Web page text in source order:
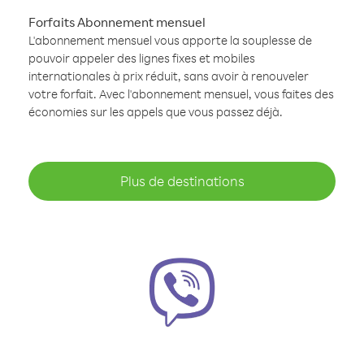
Forfaits Abonnement mensuel
L'abonnement mensuel vous apporte la souplesse de
pouvoir appeler des lignes fixes et mobiles
internationales à prix réduit, sans avoir à renouveler
votre forfait. Avec l'abonnement mensuel, vous faites des
économies sur les appels que vous passez déjà.
Plus de destinations